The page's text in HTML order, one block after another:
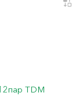
TDM